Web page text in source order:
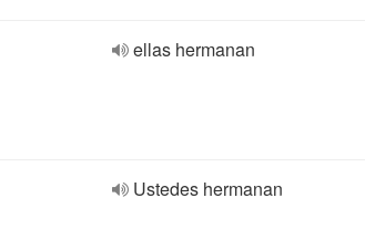
ellas hermanan
Ustedes hermanan